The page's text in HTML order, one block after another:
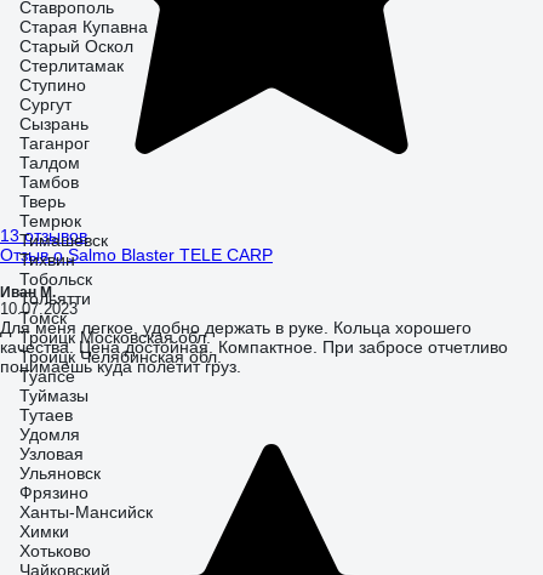
13 отзывов
Отзыв о Salmo Blaster TELE CARP
Иван М.
10.07.2023
Для меня легкое, удобно держать в руке. Кольца хорошего
качества. Цена достойная. Компактное. При забросе отчетливо
понимаешь куда полетит груз.
Ставрополь
Старая Купавна
Старый Оскол
Стерлитамак
Ступино
Сургут
Сызрань
Таганрог
Талдом
Тамбов
Тверь
Темрюк
Тимашевск
Тихвин
Тобольск
Тольятти
Томск
Троицк Московская обл.
Троицк Челябинская обл.
Туапсе
Туймазы
Тутаев
Удомля
Узловая
Ульяновск
Фрязино
Ханты-Мансийск
Химки
Хотьково
Чайковский